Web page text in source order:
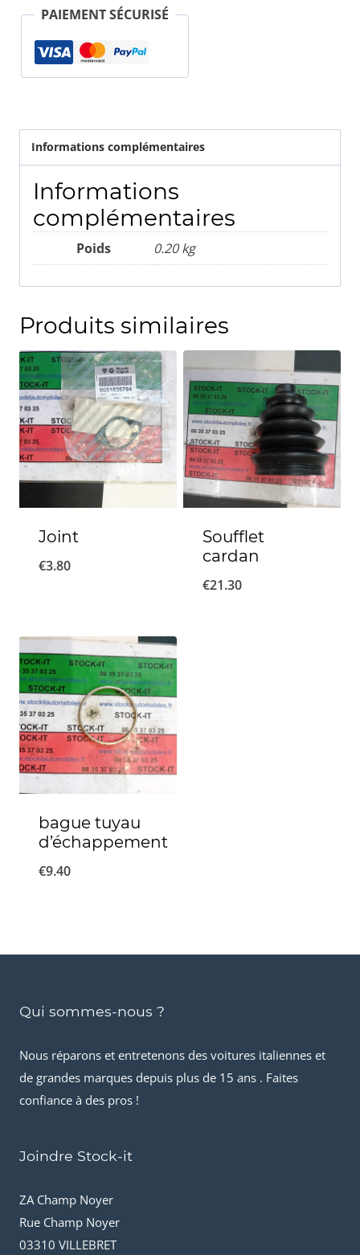
PAIEMENT SÉCURISÉ
Informations complémentaires
Informations
complémentaires
Poids 0.20 kg
Produits similaires
Joint
€3.80
Soufflet
cardan
€21.30
bague tuyau
d’échappement
€9.40
Qui sommes-nous ?
Nous réparons et entretenons des voitures italiennes et
de grandes marques depuis plus de 15 ans . Faites
confiance à des pros !
Joindre Stock-it
ZA Champ Noyer
Rue Champ Noyer
03310 VILLEBRET